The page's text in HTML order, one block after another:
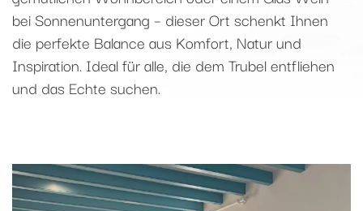
bei Sonnenuntergang – dieser Ort schenkt Ihnen
die perfekte Balance aus Komfort, Natur und
Inspiration. Ideal für alle, die dem Trubel entfliehen
und das Echte suchen.